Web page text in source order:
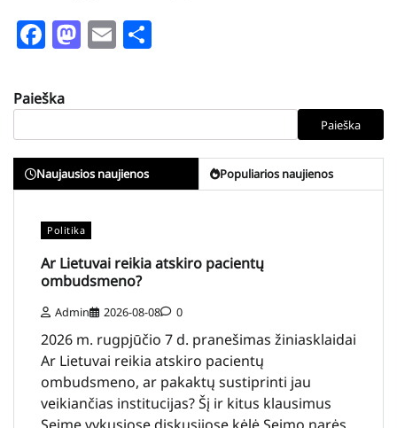
Facebook
Mastodon
Email
Paieška
Paieška
Naujausios naujienos Populiarios naujienos
Politika
Ar Lietuvai reikia atskiro pacientų
ombudsmeno?
Admin 2026-08-08 0
2026 m. rugpjūčio 7 d. pranešimas žiniasklaidai
Ar Lietuvai reikia atskiro pacientų
ombudsmeno, ar pakaktų sustiprinti jau
veikiančias institucijas? Šį ir kitus klausimus